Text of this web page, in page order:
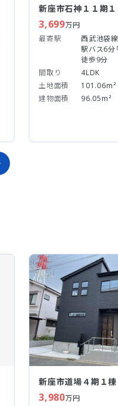
新座市石神１１期
3,699万円
最寄駅
西武池袋
駅バス6分
徒歩9分
間取り
4LDK
土地面積
101.06m²
建物面積
96.05m²
新座市道場４期１棟
3,980万円